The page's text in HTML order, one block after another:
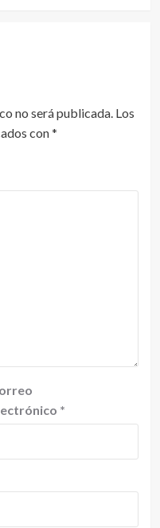
no será publicada. Los
con*
*